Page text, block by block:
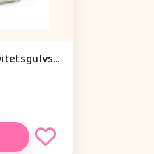
Done by Deer Aktivitetsgulvspejl - Croco - Grøn